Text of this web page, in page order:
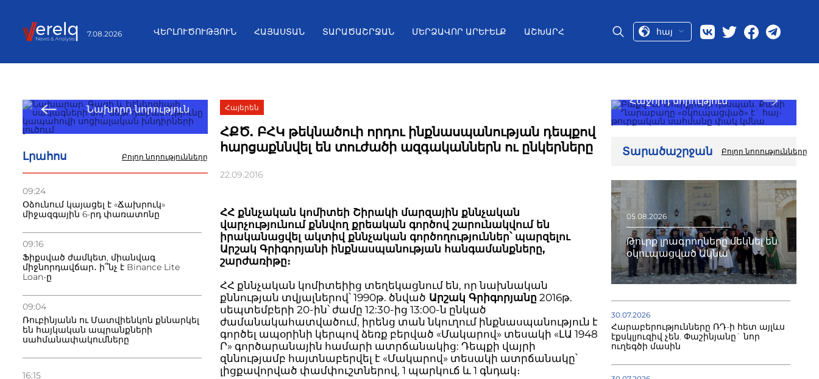
7.08.2026 ՎԵՐԼՈՒԾՈՒԹՅՈՒՆ ՀԱՅԱՍՏԱՆ ՏԱՐԱԾԱՇՐՋԱՆ ՄԵՐՁԱՎՈՐ ԱՐԵՒԵԼՔ ԱՇԽԱՐՀ հայ
Նախորդ նորություն
Լրահոս Բոլոր նորությունները
09:24
Օձունում կայացել է «Ճախրուկ»
միջազգային 6-րդ փառատոնը
09:16
Ֆիքսված ժամկետ, միանվագ
միջնորդավճար․ ի՞նչ է Binance Lite
Loan-ը
09:04
Ռուբինյանն ու Մատվիենկոն քննարկել
են հայկական ապրանքների
սահմանափակումները
16:15
Հայերեն
ՀՔԾ. ԲՀԿ թեկնածուի որդու ինքնասպանության դեպքով
հարցաքննվել են տուժածի ազգականներն ու ընկերները
22.09.2016
ՀՀ քննչական կոմիտեի Շիրակի մարզային քննչական
վարչությունում քննվող քրեական գործով շարունակվում են
իրականացվել ակտիվ քննչական գործողություններ՝ պարզելու
Արշակ Գրիգորյանի ինքնասպանության հանգամանքները,
շարժառիթը։
ՀՀ քննչական կոմիտեիից տեղեկացնում են, որ նախնական
քննության տվյալներով՝ 1990թ. ծնված Արշակ Գրիգորյանը 2016թ.
սեպտեմբերի 20-ին՝ ժամը 12:30-ից 13:00-ն ընկած
ժամանակահատվածում, իրենց տան նկուղում ինքնասպանություն է
գործել ապօրինի կերպով ձեռք բերված «Մակարով» տեսակի «ԼԱ 1948
Ր» գործարանային համարի ատրճանակից: Դեպքի վայրի
զննությամբ հայտնաբերվել է «Մակարով» տեսակի ատրճանակը՝
լիցքավորված փամփուշտներով, 1 պարկուճ և 1 գնդակ։
Հաջորդ նորություն
Տարածաշրջան Բոլոր նորությունները
05.08.2026
Թուրք լրագրողները մեկնել են
օկուպացված Ակնա
30.07.2026
Հարաբերությունները ՌԴ-ի հետ այլևս
էքսկլյուզիվ չեն. Փաշինյանը` նոր
ուղեգծի մասին